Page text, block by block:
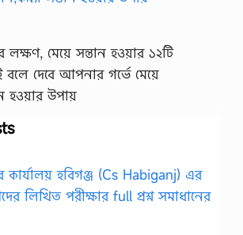
লক্ষণ, মেয়ে সন্তান হওয়ার ১২টি
দেবে আপনার গর্ভে মেয়ে
হওয়ার উপায়
কার্যালয় হবিগঞ্জ (Cs Habiganj) এর
লিখিত পরীক্ষার full প্রশ্ন সমাধানের